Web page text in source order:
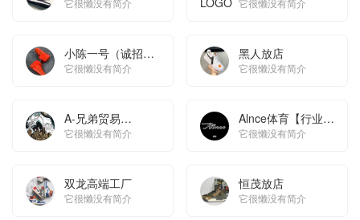
它很懒没有简介
SB纯原
它很懒没有简介
小陈一号（诚招代
理）
它很懒没有简介
黑人放店
它很懒没有简介
A-兄弟贸易
861565856
它很懒没有简介
Alnce体育【行业全
分类相册】
它很懒没有简介
双龙高端工厂
它很懒没有简介
恒茂放店
它很懒没有简介